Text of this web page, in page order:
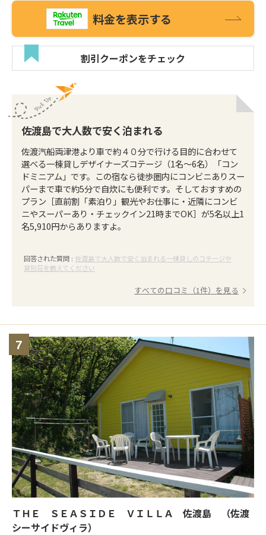
料金を表示する
割引クーポンをチェック
佐渡島で大人数で安く泊まれる
佐渡汽船両津港より車で約４０分で行ける目的に合わせて
選べる一棟貸しデザイナーズコテージ（1名〜6名）「コン
ドミニアム」です。この宿なら徒歩圏内にコンビニありスー
パーまで車で約5分で自炊にも便利です。そしておすすめの
プラン［直前割「素泊り」観光やお仕事に・近隣にコンビ
ニやスーパーあり・チェックイン21時までOK］が5名以上1
名5,910円からありますよ。
回答された質問 : 佐渡島で大人数で安く泊まれる一棟貸しのコテージや
貸別荘を教えてください
すべての口コミ（1件）を見る
7
ＴＨＥ ＳＥＡＳＩＤＥ ＶＩＬＬＡ 佐渡島 （佐渡
シーサイドヴィラ）